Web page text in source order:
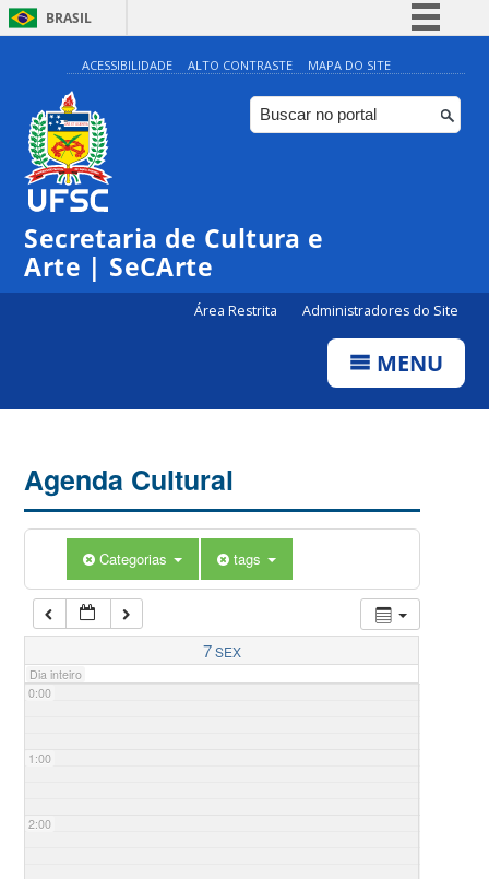
BRASIL
Simplifique!
Comunica BR
Participe
ACESSIBILIDADE ALTO CONTRASTE MAPA DO SITE
Secretaria de Cultura e
Arte | SeCArte
Área Restrita Administradores do Site
MENU
Agenda Cultural
Categorias tags
7SEX
Dia inteiro
0:00
1:00
2:00